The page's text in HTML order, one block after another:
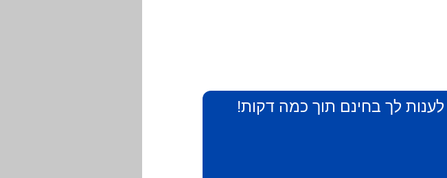
לענות לך בחינם תוך כמה דקות!